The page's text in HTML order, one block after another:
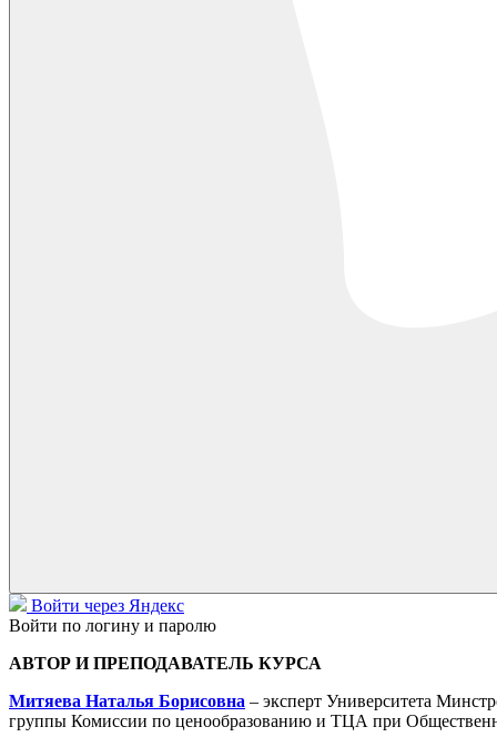
Войти через Яндекс
Войти по логину и паролю
АВТОР И ПРЕПОДАВАТЕЛЬ КУРСА
Митяева Наталья Борисовна – эксперт Университета
группы Комиссии по ценообразованию и ТЦА при